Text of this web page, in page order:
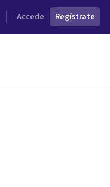
Accede Regístrate